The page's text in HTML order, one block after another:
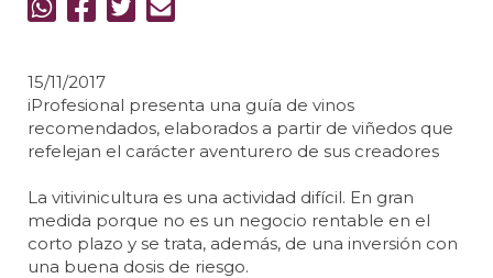
15/11/2017
iProfesional presenta una guía de vinos
recomendados, elaborados a partir de viñedos que
refelejan el carácter aventurero de sus creadores
La vitivinicultura es una actividad difícil. En gran
medida porque no es un negocio rentable en el
corto plazo y se trata, además, de una inversión con
una buena dosis de riesgo.